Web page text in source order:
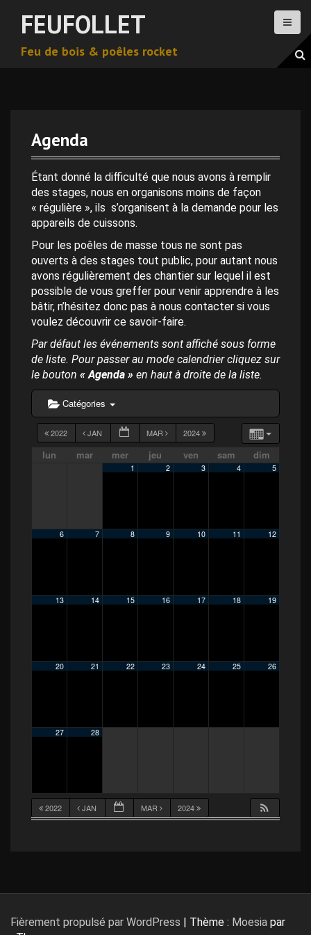
FEUFOLLET
Feu de bois & poêles rocket
Agenda
Étant donné la difficulté que nous avons à remplir
des stages, nous en organisons moins de façon
« régulière », ils s’organisent à la demande pour les
appareils de cuissons.
Pour les poêles de masse tous ne sont pas
ouverts à des stages tout public, pour autant nous
avons régulièrement des chantier sur lequel il est
possible de vous greffer pour venir apprendre à les
bâtir, n’hésitez donc pas à nous contacter si vous
voulez découvrir ce savoir-faire.
Par défaut les événements sont affiché sous forme
de liste. Pour passer au mode calendrier cliquez sur
le bouton « Agenda » en haut à droite de la liste.
Catégories
2022 JAN MAR 2024
lun mar mer jeu ven sam dim
1 2 3 4 5
6 7 8 9 10 11 12
13 14 15 16 17 18 19
20 21 22 23 24 25 26
27 28
2022 JAN MAR 2024
Fièrement propulsé par WordPress | Thème : Moesia par